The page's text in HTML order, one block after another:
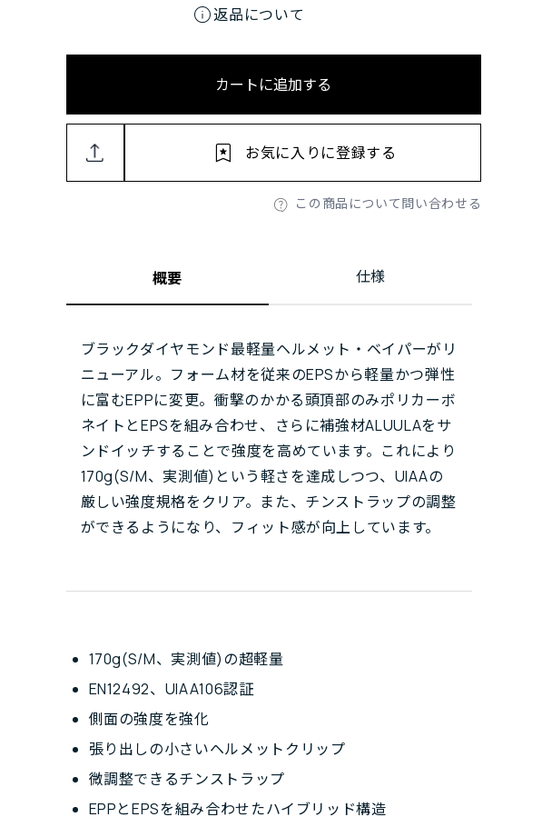
info返品について
カートに追加する
この商品について問い合わせる
お気に入りに登録する
概要 仕様
ブラックダイヤモンド最軽量ヘルメット・ベイパーがリ
ニューアル。フォーム材を従来のEPSから軽量かつ弾性
に富むEPPに変更。衝撃のかかる頭頂部のみポリカーボ
ネイトとEPSを組み合わせ、さらに補強材ALUULAをサ
ンドイッチすることで強度を高めています。これにより
170g(S/M、実測値)という軽さを達成しつつ、UIAAの
厳しい強度規格をクリア。また、チンストラップの調整
ができるようになり、フィット感が向上しています。
170g(S/M、実測値)の超軽量
EN12492、UIAA106認証
側面の強度を強化
張り出しの小さいヘルメットクリップ
微調整できるチンストラップ
EPPとEPSを組み合わせたハイブリッド構造